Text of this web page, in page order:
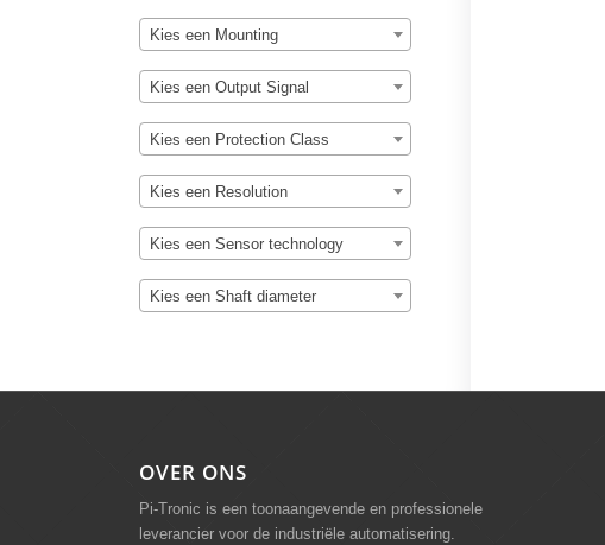
Kies een Mounting
Kies een Output Signal
Kies een Protection Class
Kies een Resolution
Kies een Sensor technology
Kies een Shaft diameter
OVER ONS
Pi-Tronic is een toonaangevende en professionele
leverancier voor de industriële automatisering.